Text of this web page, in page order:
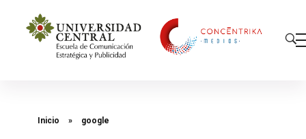
Inicio » google